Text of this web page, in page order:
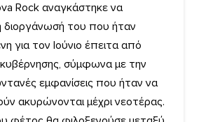
Rock αναγκάστηκε να
διοργάνωσή του που ήταν
για τον Ιούνιο έπειτα από
σύμφωνα με την
εμφανίσεις που ήταν να
ακυρώνονται μέχρι νεοτέρας.